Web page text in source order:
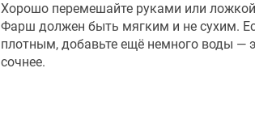
Хорошо перемешайте руками или
Фарш должен быть мягким и не сухим.
плотным, добавьте ещё немного воды —
сочнее.